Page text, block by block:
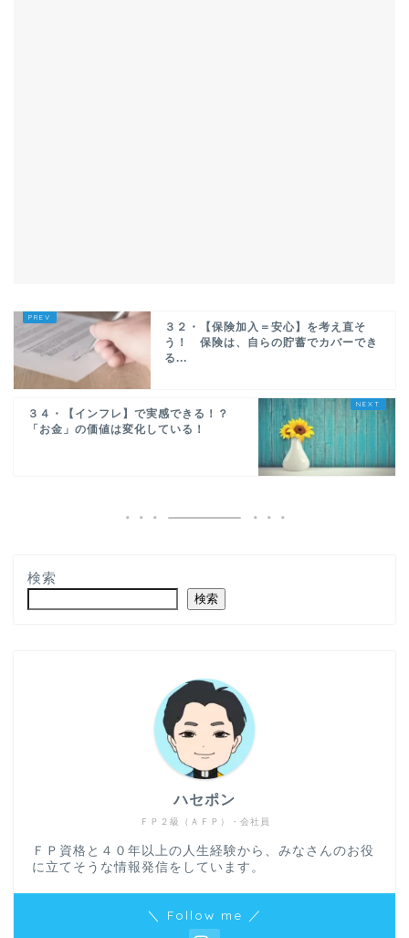
３２・【保険加入＝安心】を考え直そ
う！ 保険は、自らの貯蓄でカバーでき
る...
３４・【インフレ】で実感できる！？
「お金」の価値は変化している！
検索
検索
ＦＰ２級（ＡＦＰ）・会社員
ハセポン
ＦＰ資格と４０年以上の人生経験から、みなさんのお役
に立てそうな情報発信をしています。
＼ Follow me ／